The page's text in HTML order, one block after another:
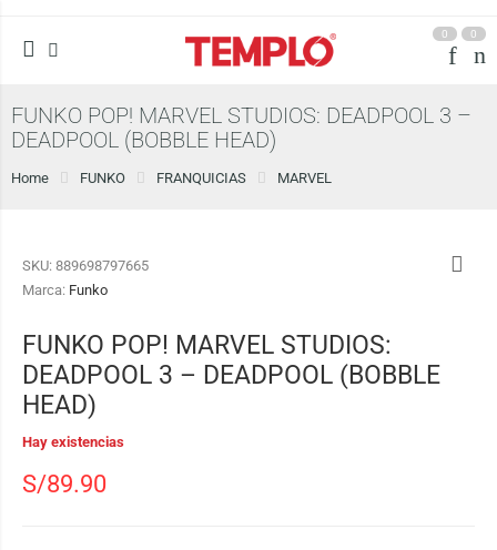
0 0
FUNKO POP! MARVEL STUDIOS: DEADPOOL 3 –
DEADPOOL (BOBBLE HEAD)
Home FUNKO FRANQUICIAS MARVEL
SKU: 889698797665
Marca: Funko
FUNKO POP! MARVEL STUDIOS:
DEADPOOL 3 – DEADPOOL (BOBBLE
HEAD)
Hay existencias
S/89.90